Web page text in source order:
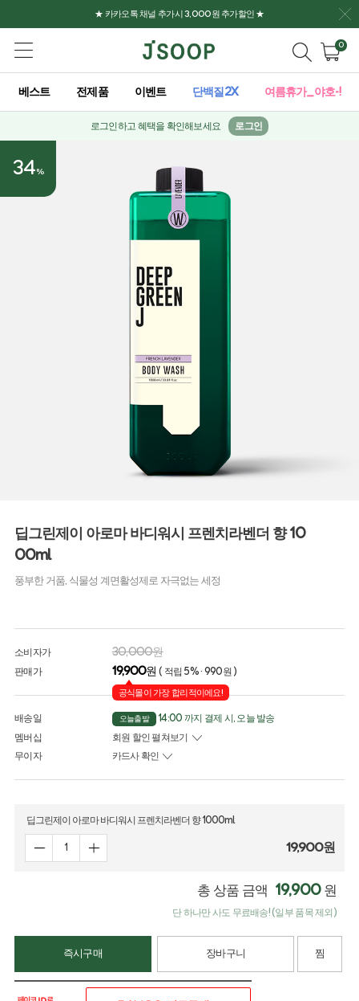
★ 카카오톡 채널 추가시 3,000원 추가할인 ★
0
베스트 전제품 이벤트 단백질2X 여름휴가_야호-!
로그인하고 혜택을 확인해보세요 로그인
34%
딥그린제이 아로마 바디워시 프렌치라벤더 향 10
00ml
풍부한 거품, 식물성 계면활성제로 자극없는 세정
소비자가 30,000원
판매가 19,900원 ( 적립 5% · 990원 )
공식몰이 가장 합리적이에요!
배송일 오늘출발
14:00 까지 결제 시, 오늘 발송
멤버십
회원 할인 펼쳐보기
무이자
카드사 확인
딥그린제이 아로마 바디워시 프렌치라벤더 향 1000ml
19,900원
총 상품 금액 19,900 원
단 하나만 사도 무료배송! (일부 품목 제외)
즉시구매 장바구니 찜